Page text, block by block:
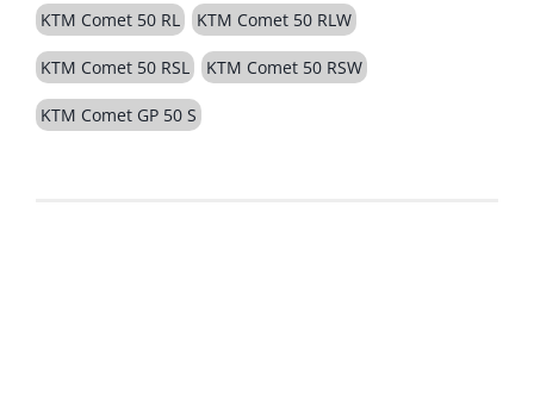
KTM Comet 50 RL KTM Comet 50 RLW
KTM Comet 50 RSL KTM Comet 50 RSW
KTM Comet GP 50 S